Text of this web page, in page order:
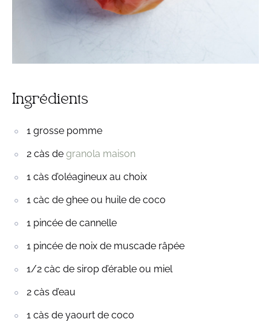
Ingrédients
1 grosse pomme
2 càs de granola maison
1 càs d’oléagineux au choix
1 càc de ghee ou huile de coco
1 pincée de cannelle
1 pincée de noix de muscade râpée
1/2 càc de sirop d’érable ou miel
2 càs d’eau
1 càs de yaourt de coco